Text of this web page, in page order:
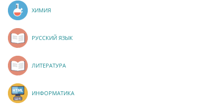
ХИМИЯ
РУССКИЙ ЯЗЫК
ЛИТЕРАТУРА
ИНФОРМАТИКА